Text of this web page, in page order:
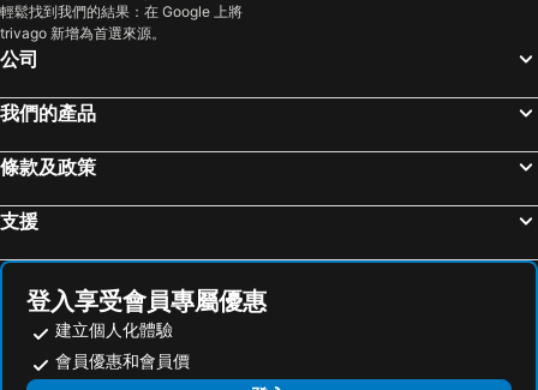
輕鬆找到我們的結果：在 Google 上將
trivago 新增為首選來源。
公司
我們的產品
條款及政策
支援
登入享受會員專屬優惠
建立個人化體驗
會員優惠和會員價